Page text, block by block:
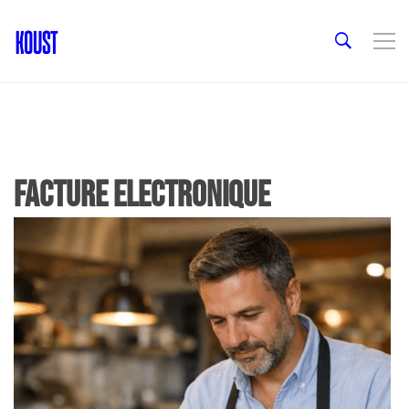
facture electronique